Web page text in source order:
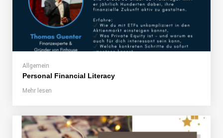
Allgemein
Personal Financial Literacy
Mehr lesen